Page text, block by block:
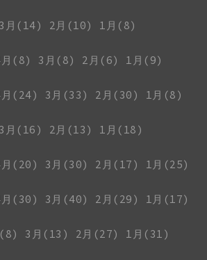
3月(14) 2月(10)
1月(8)
(8) 3月(8) 2月(6)
1月(9)
(24) 3月(33) 2月(30)
1月(8)
3月(16) 2月(13)
1月(18)
(20) 3月(30) 2月(17)
1月(25)
(30) 3月(40) 2月(29)
1月(17)
3月(13) 2月(27)
1月(31)